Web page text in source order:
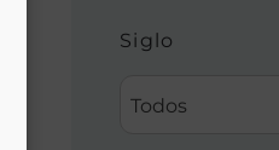
Siglo
Todos